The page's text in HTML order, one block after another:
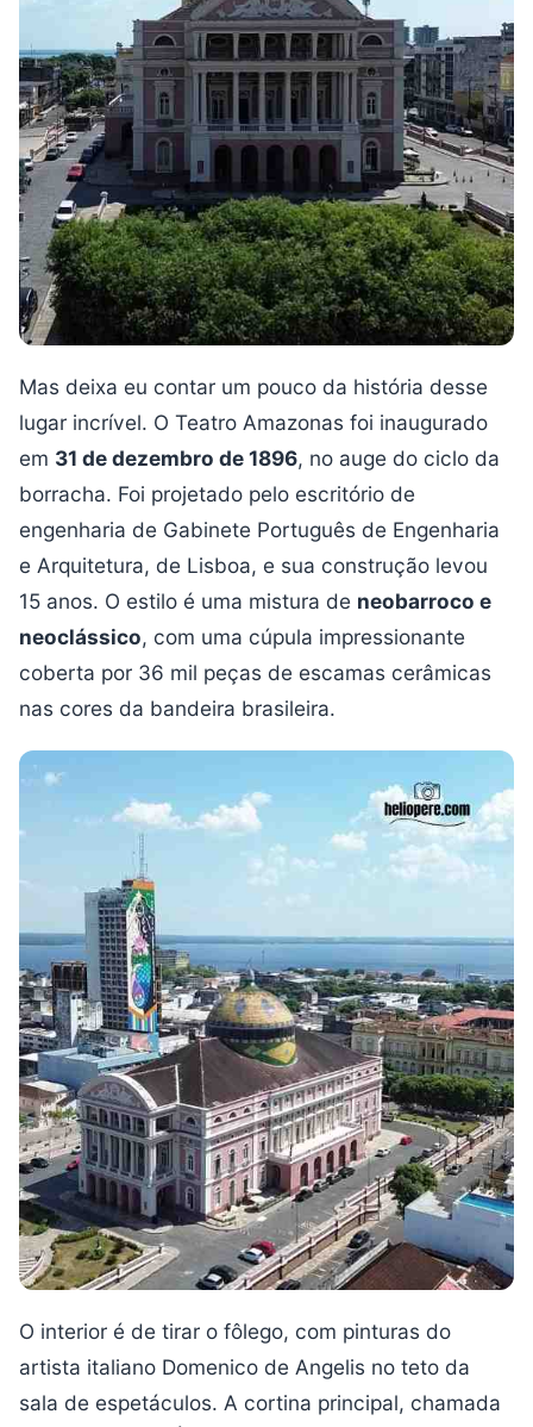
Mas deixa eu contar um pouco da história desse
lugar incrível. O Teatro Amazonas foi inaugurado
em 31 de dezembro de 1896, no auge do ciclo da
borracha. Foi projetado pelo escritório de
engenharia de Gabinete Português de Engenharia
e Arquitetura, de Lisboa, e sua construção levou
15 anos. O estilo é uma mistura de neobarroco e
neoclássico, com uma cúpula impressionante
coberta por 36 mil peças de escamas cerâmicas
nas cores da bandeira brasileira.
O interior é de tirar o fôlego, com pinturas do
artista italiano Domenico de Angelis no teto da
sala de espetáculos. A cortina principal, chamada